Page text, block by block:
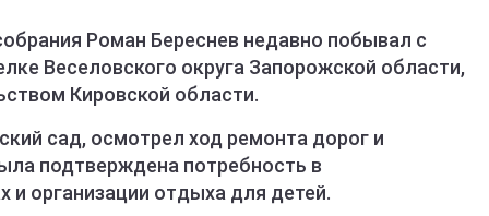
Роман Береснев недавно побывал с
Веселовского округа Запорожской области,
Кировской области.
сад, осмотрел ход ремонта дорог и
подтверждена потребность в
и организации отдыха для детей.